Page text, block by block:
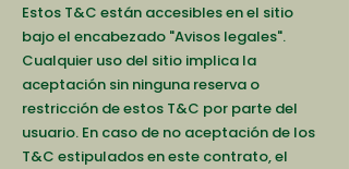
Estos T&C están accesibles en el sitio
bajo el encabezado "Avisos legales".
Cualquier uso del sitio implica la
aceptación sin ninguna reserva o
restricción de estos T&C por parte del
usuario. En caso de no aceptación de los
T&C estipulados en este contrato, el